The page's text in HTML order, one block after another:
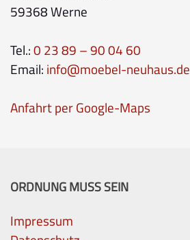
59368 Werne
Tel.:0 23 89 – 90 04 60
Email: info@moebel-neuhaus.de
Anfahrt per Google-Maps
ORDNUNG MUSS SEIN
Impressum